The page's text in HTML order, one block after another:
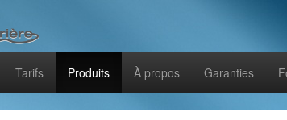
Tarifs Produits À propos Garanties